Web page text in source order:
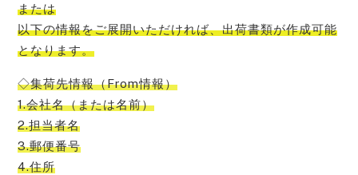
または
以下の情報をご展開いただければ、出荷書類が作成可能
となります。
◇集荷先情報（From情報）
1.会社名（または名前）
2.担当者名
3.郵便番号
4.住所